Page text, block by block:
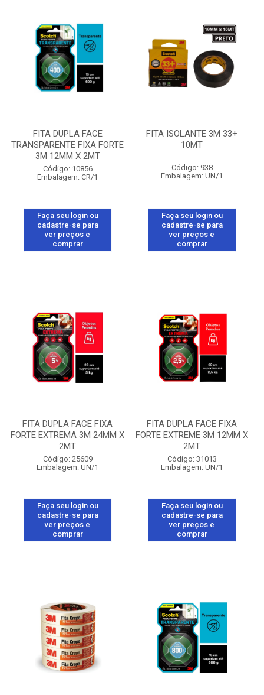
FITA DUPLA FACE
TRANSPARENTE FIXA FORTE
3M 12MM X 2MT
Código: 10856
Embalagem: CR/1
Faça seu login ou
cadastre-se para
ver preços e
comprar
FITA ISOLANTE 3M 33+
10MT
Código: 938
Embalagem: UN/1
Faça seu login ou
cadastre-se para
ver preços e
comprar
FITA DUPLA FACE FIXA
FORTE EXTREMA 3M 24MM X
2MT
Código: 25609
Embalagem: UN/1
Faça seu login ou
cadastre-se para
ver preços e
comprar
FITA DUPLA FACE FIXA
FORTE EXTREME 3M 12MM X
2MT
Código: 31013
Embalagem: UN/1
Faça seu login ou
cadastre-se para
ver preços e
comprar